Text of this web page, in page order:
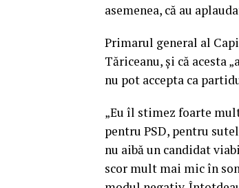
asemenea, că au
Primarul general al
Tăriceanu, şi că acesta
nu pot accepta ca
„Eu îl stimez foarte
pentru PSD, pentru
nu aibă un candidat
scor mult mai mic în